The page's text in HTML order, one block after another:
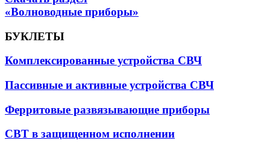
«Волноводные приборы»
БУКЛЕТЫ
Комплексированные устройства СВЧ
Пассивные и активные устройства СВЧ
Ферритовые развязывающие приборы
СВТ в защищенном исполнении